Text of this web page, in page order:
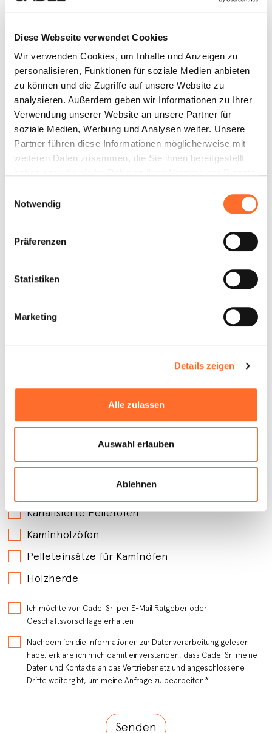
Diese Webseite verwendet Cookies
Wir verwenden Cookies, um Inhalte und Anzeigen zu
personalisieren, Funktionen für soziale Medien anbieten
zu können und die Zugriffe auf unsere Website zu
analysieren. Außerdem geben wir Informationen zu Ihrer
Verwendung unserer Website an unsere Partner für
soziale Medien, Werbung und Analysen weiter. Unsere
Partner führen diese Informationen möglicherweise mit
weiteren Daten zusammen, die Sie ihnen bereitgestellt
Notwendig
Präferenzen
Statistiken
Marketing
Details zeigen
Alle zulassen
Auswahl erlauben
Ablehnen
Kontakt
An welchen Produkten sind Sie interessiert?
Belüftete Pelletöfen
Wasserführende Pelletöfen
Kanalisierte Pelletöfen
Kaminholzöfen
Pelleteinsätze für Kaminöfen
Holzherde
Ich möchte von Cadel Srl per E-Mail Ratgeber oder
Geschäftsvorschläge erhalten
Nachdem ich die Informationen zur Datenverarbeitung gelesen
habe, erkläre ich mich damit einverstanden, dass Cadel Srl meine
Daten und Kontakte an das Vertriebsnetz und angeschlossene
Dritte weitergibt, um meine Anfrage zu bearbeiten*